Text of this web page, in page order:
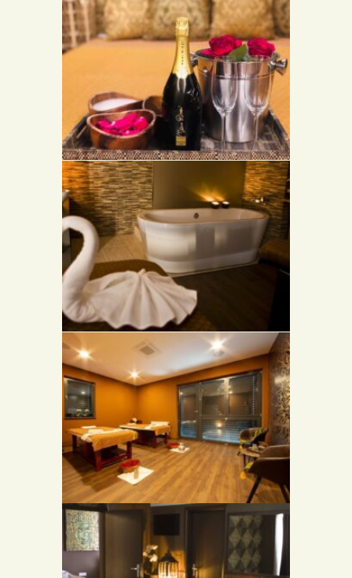
RELAXAČNÁ MIESTOSŤ
ROMANTICKÉ MASÁŽE PRE PÁRY
MIESTNOSTI PRE PÁRY
ROMANTICKÉ PRIESTORY